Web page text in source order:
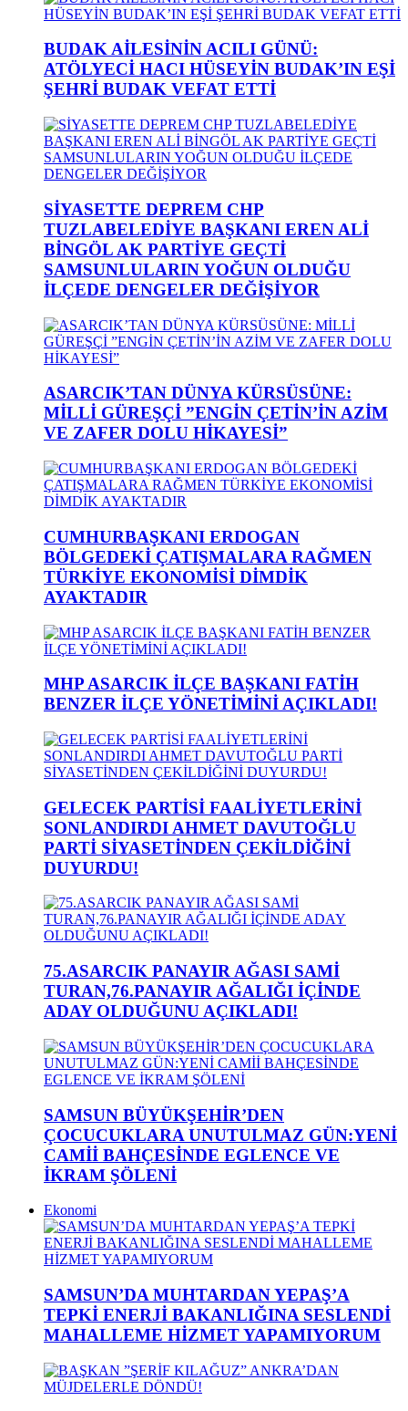
BUDAK AİLESİNİN ACILI GÜNÜ:
ATÖLYECİ HACI HÜSEYİN BUDAK’IN EŞİ
ŞEHRİ BUDAK VEFAT ETTİ
SİYASETTE DEPREM CHP
TUZLABELEDİYE BAŞKANI EREN ALİ
BİNGÖL AK PARTİYE GEÇTİ
SAMSUNLULARIN YOĞUN OLDUĞU
İLÇEDE DENGELER DEĞİŞİYOR
ASARCIK’TAN DÜNYA KÜRSÜSÜNE:
MİLLİ GÜREŞÇİ ”ENGİN ÇETİN’İN AZİM
VE ZAFER DOLU HİKAYESİ”
CUMHURBAŞKANI ERDOGAN
BÖLGEDEKİ ÇATIŞMALARA RAĞMEN
TÜRKİYE EKONOMİSİ DİMDİK
AYAKTADIR
MHP ASARCIK İLÇE BAŞKANI FATİH
BENZER İLÇE YÖNETİMİNİ AÇIKLADI!
GELECEK PARTİSİ FAALİYETLERİNİ
SONLANDIRDI AHMET DAVUTOĞLU
PARTİ SİYASETİNDEN ÇEKİLDİĞİNİ
DUYURDU!
75.ASARCIK PANAYIR AĞASI SAMİ
TURAN,76.PANAYIR AĞALIĞI İÇİNDE
ADAY OLDUĞUNU AÇIKLADI!
SAMSUN BÜYÜKŞEHİR’DEN
ÇOCUCUKLARA UNUTULMAZ GÜN:YENİ
CAMİİ BAHÇESİNDE EGLENCE VE
İKRAM ŞÖLENİ
Ekonomi
SAMSUN’DA MUHTARDAN YEPAŞ’A
TEPKİ ENERJİ BAKANLIĞINA SESLENDİ
MAHALLEME HİZMET YAPAMIYORUM